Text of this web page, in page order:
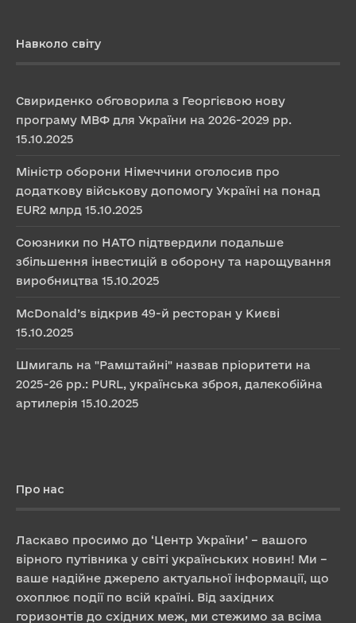
Навколо світу
Свириденко обговорила з Георгієвою нову
програму МВФ для України на 2026-2029 рр.
15.10.2025
Міністр оборони Німеччини оголосив про
додаткову військову допомогу Україні на понад
EUR2 млрд 15.10.2025
Союзники по НАТО підтвердили подальше
збільшення інвестицій в оборону та нарощування
виробництва 15.10.2025
McDonald’s відкрив 49-й ресторан у Києві
15.10.2025
Шмигаль на "Рамштайні" назвав пріоритети на
2025-26 рр.: PURL, українська зброя, далекобійна
артилерія 15.10.2025
Про нас
Ласкаво просимо до ‘Центр України’ – вашого
вірного путівника у світі українських новин! Ми –
ваше надійне джерело актуальної інформації, що
охоплює події по всій країні. Від західних
горизонтів до східних меж, ми стежимо за всіма